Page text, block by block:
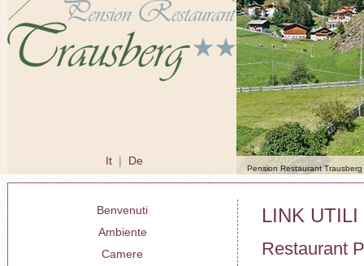
It De
Pension Restaurant
Benvenuti
Ambiente
Camere
LINK UTILI
Restaurant